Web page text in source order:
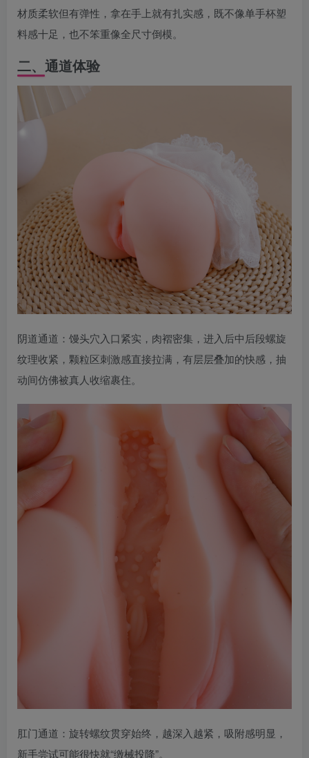
材质柔软但有弹性，拿在手上就有扎实感，既不像单手杯塑
料感十足，也不笨重像全尺寸倒模。
二、通道体验
阴道通道：馒头穴入口紧实，肉褶密集，进入后中后段螺旋
纹理收紧，颗粒区刺激感直接拉满，有层层叠加的快感，抽
动间仿佛被真人收缩裹住。
肛门通道：旋转螺纹贯穿始终，越深入越紧，吸附感明显，
新手尝试可能很快就“缴械投降”。